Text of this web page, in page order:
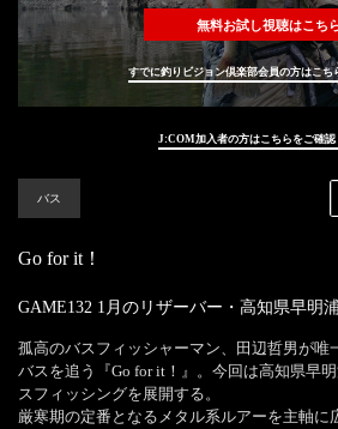
無料お試し視聴はこち
すでに釣りビジョン倶楽部会員の方はこち
J:COM加入者の方はこちらをご確認
バス
Go for it！
GAME132 1月のリザーバー・高知県早明
孤高のバスフィッシャーマン、田辺哲男が唯
バスを追う『Go for it！』。今回は高知県早
スフィッシングを展開する。
厳寒期の定番となるメタル系ルアーを主軸に